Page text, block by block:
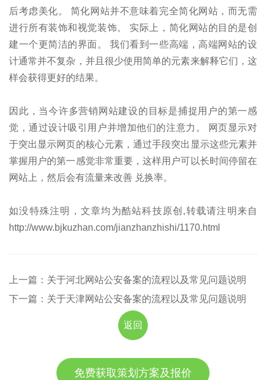
后考虑美化。 简化网站并不意味着完全简化网站，而无需
进行所有装饰和视觉装饰。 实际上，简化网站的目的是创
建一个更简洁的界面。 我们看到一些高端，高端网站的设
计通常并不复杂，并且很少使用简单的元素来解释它们，这
样会获得更好的结果。
因此，当今许多营销网站建设的目标是捕捉用户的第一感
觉，通过设计吸引用户并增加他们的注意力。 网页显示对
于突出显示网页的核心元素，通过手段突出显示这些元素并
掌握用户的第一感觉非常重要，这样用户可以长时间停留在
网站上，然后会有流量来改善 兑换率。
如没特殊注明，文章均为酷站科技原创,转载请注明来自
http://www.bjkuzhan.com/jianzhanzhishi/1170.html
上一篇：关于河北网站公安备案的流程以及常见问题说明
下一篇：关于天津网站公安备案的流程以及常见问题说明
返回
免费获取策划方案及报价